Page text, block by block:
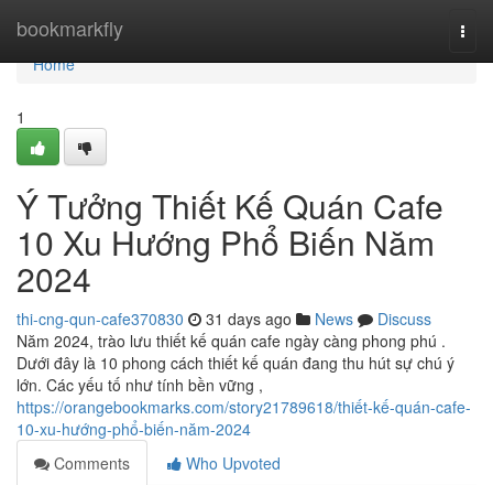
bookmarkfly
Home
Home
1
Ý Tưởng Thiết Kế Quán Cafe
10 Xu Hướng Phổ Biến Năm
2024
thi-cng-qun-cafe370830 31 days ago News
Discuss
Năm 2024, trào lưu thiết kế quán cafe ngày càng phong phú .
Dưới đây là 10 phong cách thiết kế quán đang thu hút sự chú ý
lớn. Các yếu tố như tính bền vững ,
https://orangebookmarks.com/story21789618/thiết-kế-quán-cafe-
10-xu-hướng-phổ-biến-năm-2024
Comments
Who Upvoted